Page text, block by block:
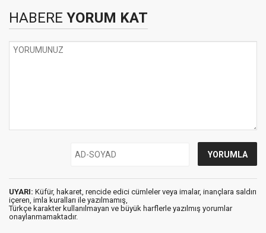
HABERE YORUM KAT
UYARI: Küfür, hakaret, rencide edici cümleler veya imalar, inançlara saldırı
içeren, imla kuralları ile yazılmamış,
Türkçe karakter kullanılmayan ve büyük harflerle yazılmış yorumlar
onaylanmamaktadır.